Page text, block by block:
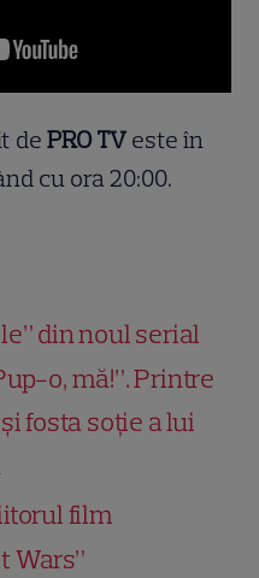
dePRO TV este în
cu ora 20:00.
din noul serial
o, mă!”. Printre
fosta soție a lui
film
Wars”